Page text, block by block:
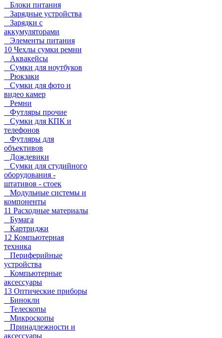
Блоки питания
Зарядные устройства
Зарядки с
аккумуляторами
Элементы питания
10 Чехлы сумки ремни
Аквакейсы
Сумки для ноутбуков
Рюкзаки
Сумки для фото и
видео камер
Ремни
Футляры прочие
Сумки для КПК и
телефонов
Футляры для
объективов
Дождевики
Сумки для студийного
оборудования -
штативов - стоек
Модульные системы и
компоненты
11 Расходные материалы
Бумага
Картриджи
12 Компьютерная
техника
Периферийные
устройства
Компьютерные
аксессуары
13 Оптические приборы
Бинокли
Телескопы
Микроскопы
Принадлежности и
аксессуары